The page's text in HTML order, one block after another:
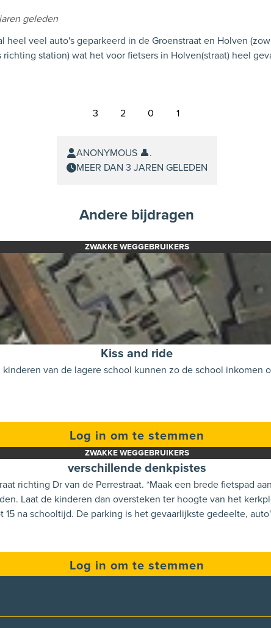
geleden
heel veel auto's geparkeerd in de Groenstraat en Holven
richting station) wat het voor fietsers in Holven(straat) heel
3 2 0 1
ANONYMOUS 👤.
MEER DAN 3 JAREN GELEDEN
Andere bijdragen
ZWAKKE WEGGEBRUIKERS
Kiss and ride
van de lagere school kunnen zo de school
Log in om te stemmen
ZWAKKE WEGGEBRUIKERS
verschillende denkpistes
richting Dr van de Perrestraat. *Maak een brede fietspad
verlaten)
na schooltijd. De parking is het gevaarlijkste gedeelte,
Log in om te stemmen